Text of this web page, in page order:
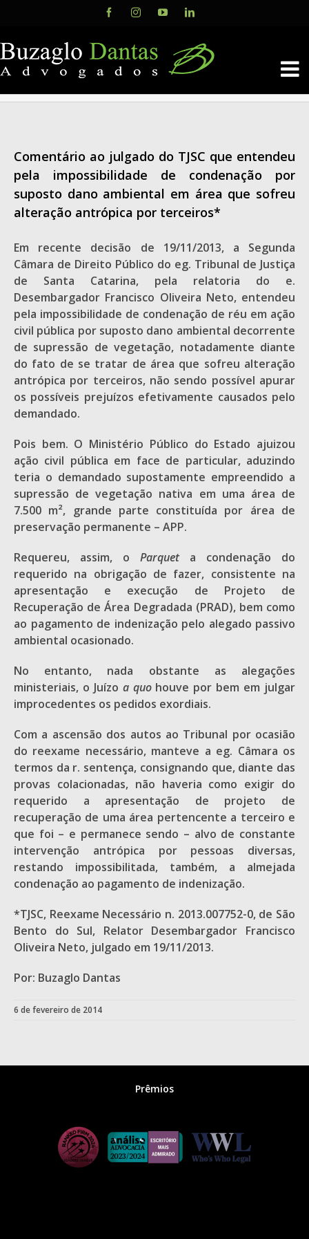
content
FacebookInstagramYouTubeLinkedIn
Comentário ao julgado do TJSC que entendeu
pela impossibilidade de condenação por
suposto dano ambiental em área que sofreu
alteração antrópica por terceiros*
Em recente decisão de 19/11/2013, a Segunda
Câmara de Direito Público do eg. Tribunal de Justiça
de Santa Catarina, pela relatoria do e.
Desembargador Francisco Oliveira Neto, entendeu
pela impossibilidade de condenação de réu em ação
civil pública por suposto dano ambiental decorrente
de supressão de vegetação, notadamente diante
do fato de se tratar de área que sofreu alteração
antrópica por terceiros, não sendo possível apurar
os possíveis prejuízos efetivamente causados pelo
demandado.
Pois bem. O Ministério Público do Estado ajuizou
ação civil pública em face de particular, aduzindo
teria o demandado supostamente empreendido a
supressão de vegetação nativa em uma área de
7.500 m², grande parte constituída por área de
preservação permanente – APP.
Requereu, assim, o Parquet a condenação do
requerido na obrigação de fazer, consistente na
apresentação e execução de Projeto de
Recuperação de Área Degradada (PRAD), bem como
ao pagamento de indenização pelo alegado passivo
ambiental ocasionado.
No entanto, nada obstante as alegações
ministeriais, o Juízo a quohouve por bem em julgar
improcedentes os pedidos exordiais.
Com a ascensão dos autos ao Tribunal por ocasião
do reexame necessário, manteve a eg. Câmara os
termos da r. sentença, consignando que, diante das
provas colacionadas, não haveria como exigir do
requerido a apresentação de projeto de
recuperação de uma área pertencente a terceiro e
que foi – e permanece sendo – alvo de constante
intervenção antrópica por pessoas diversas,
restando impossibilitada, também, a almejada
condenação ao pagamento de indenização.
*TJSC, Reexame Necessário n. 2013.007752-0, de São
Bento do Sul, Relator Desembargador Francisco
Oliveira Neto, julgado em 19/11/2013.
Por: Buzaglo Dantas
6 de fevereiro de 2014
Prêmios